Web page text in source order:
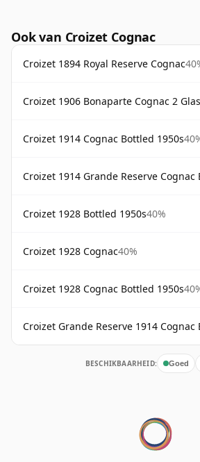
Ook van Croizet Cognac
Croizet 1894 Royal Reserve Cognac
Croizet 1906 Bonaparte Cognac 2
Croizet 1914 Cognac Bottled 1950s
Croizet 1914 Grande Reserve Cognac
Croizet 1928 Bottled 1950s40%
Croizet 1928 Cognac40%
Croizet 1928 Cognac Bottled 1950s
Croizet Grande Reserve 1914 Cognac
BESCHIKBAARHEID: Goed